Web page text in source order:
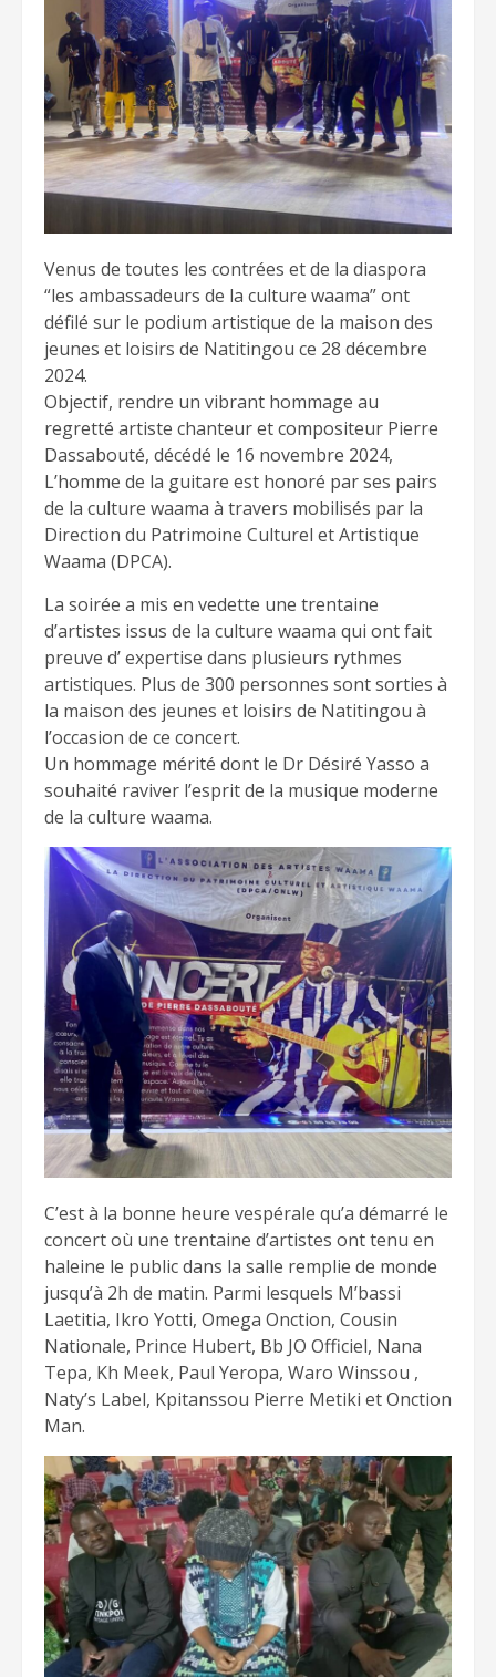
Venus de toutes les contrées et de la diaspora
“les ambassadeurs de la culture waama” ont
défilé sur le podium artistique de la maison des
jeunes et loisirs de Natitingou ce 28 décembre
2024.
Objectif, rendre un vibrant hommage au
regretté artiste chanteur et compositeur Pierre
Dassabouté, décédé le 16 novembre 2024,
L’homme de la guitare est honoré par ses pairs
de la culture waama à travers mobilisés par la
Direction du Patrimoine Culturel et Artistique
Waama (DPCA).
La soirée a mis en vedette une trentaine
d’artistes issus de la culture waama qui ont fait
preuve d’ expertise dans plusieurs rythmes
artistiques. Plus de 300 personnes sont sorties à
la maison des jeunes et loisirs de Natitingou à
l’occasion de ce concert.
Un hommage mérité dont le Dr Désiré Yasso a
souhaité raviver l’esprit de la musique moderne
de la culture waama.
C’est à la bonne heure vespérale qu’a démarré le
concert où une trentaine d’artistes ont tenu en
haleine le public dans la salle remplie de monde
jusqu’à 2h de matin. Parmi lesquels M’bassi
Laetitia, Ikro Yotti, Omega Onction, Cousin
Nationale, Prince Hubert, Bb JO Officiel, Nana
Tepa, Kh Meek, Paul Yeropa, Waro Winssou ,
Naty’s Label, Kpitanssou Pierre Metiki et Onction
Man.